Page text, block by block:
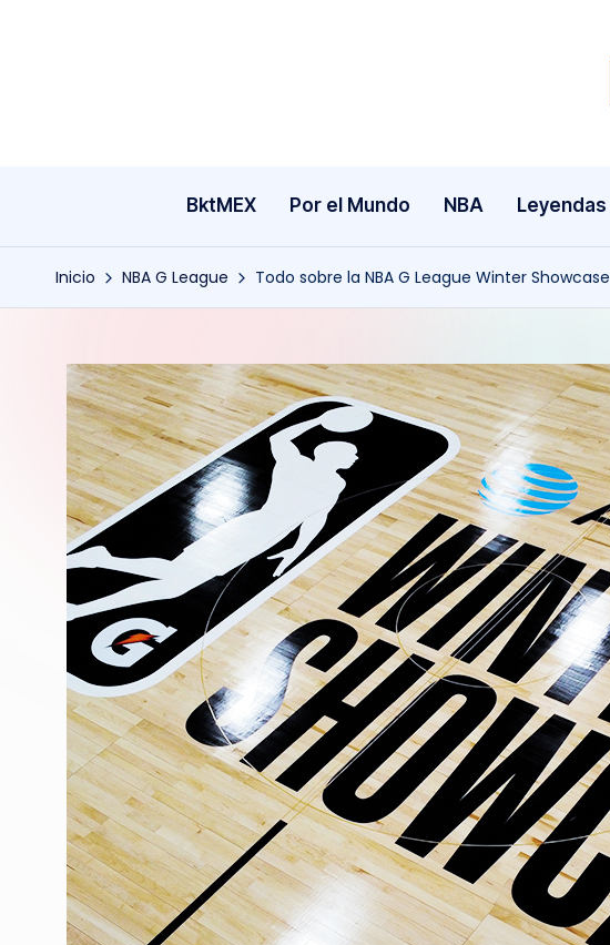
BktMEX Por el Mundo NBA Leyendas
Inicio NBA G League Todo sobre la NBA G League Winter Showcase